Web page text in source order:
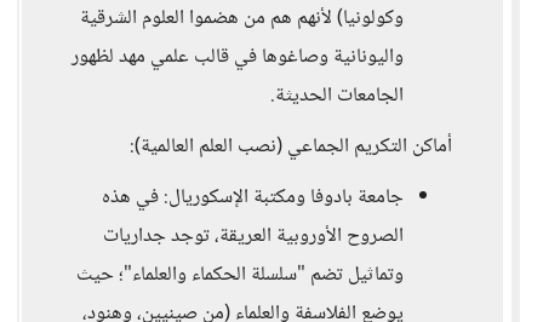
وكولونيا) لأنهم هم من هضموا العلوم الشرقية
واليونانية وصاغوها في قالب علمي مهد لظهور
الجامعات الحديثة.
أماكن التكريم الجماعي (نصب العلم العالمية):
جامعة بادوفا ومكتبة الإسكوريال: في هذه
الصروح الأوروبية العريقة، توجد جداريات
وتماثيل تضم "سلسلة الحكماء والعلماء"؛ حيث
يوضع الفلاسفة والعلماء (من صينيين، وهنود،